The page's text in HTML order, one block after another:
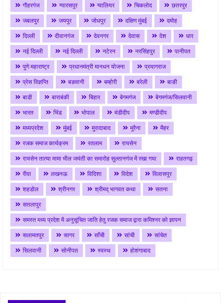
गौहरगंज
ग्यारसपुर ग्वालियर चिकलोद
छतरपुर
जबलपुर
जयपुर जोधपुर दक्षिण मुंबई
दमोह
दिल्ली
दीवानगंज देवनगर देवास देश
धार
नई दिल्ली
नई दिल्ली नटेरन नरसिंहपुर
पानीपत
पुणे महाराष्ट्र
प्रधानमंत्री मानधन योजना
प्रयागराज
प्रेस विज्ञप्ति
बङवानी बम्होरी बरेली
बाङी
बाडी
बाराबंकी बिहार बेगमगंज
बेगमगंज/सिलवानी
भारत
भिंड भोपाल मंडीदीप
मण्डीदीप
मध्यप्रदेश
मुंबई मुरादाबाद मुरैना
मैहर
रजक समाज कार्यक्रम
रतलाम
रायसेन
रायसेन तात्या मामा भील जयंती का समारोह सुल्तानगंज में रखा गया
राहतगढ़
रीवा
लखनऊ विदिशा विदेश
विलासपुर
शहडोल
श्रीनगर श्रीमद् भागवत कथा
सतना
सतलापुर
समस्त मध्य प्रदेश मै अनुसूचित जाति हेतु रजक समाज द्वारा कमिश्नर को ज्ञापन
सलामतपुर
सागर साँची सांची
सांचेत
सिलवानी
सोनीपत स्वस्थ होशंगाबाद